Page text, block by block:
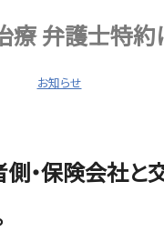
療 弁護士特約
お知らせ
・保険会社と